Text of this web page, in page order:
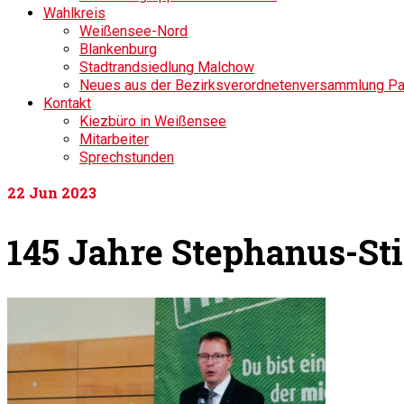
Wahlkreis
Weißensee-Nord
Blankenburg
Stadtrandsiedlung Malchow
Neues aus der Bezirksverordnetenversammlung
Kontakt
Kiezbüro in Weißensee
Mitarbeiter
Sprechstunden
22 Jun 2023
145 Jahre Stephanus-